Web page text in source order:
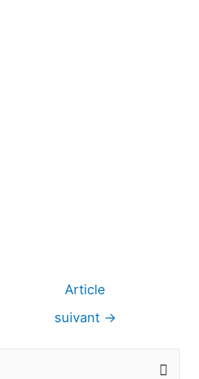
Article
suivant →